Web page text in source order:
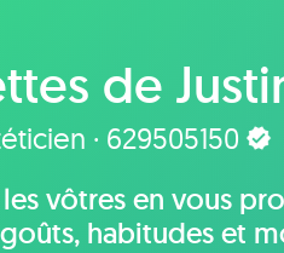
de
· 629505150
vôtres en vous
habitudes et